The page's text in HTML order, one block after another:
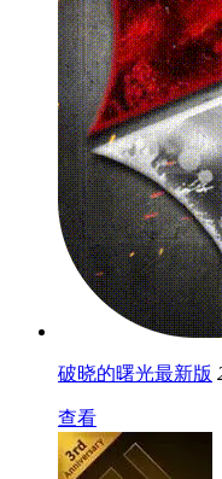
破晓的曙光最新版
查看